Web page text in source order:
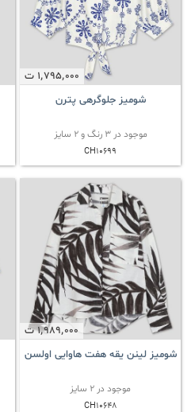
1٬795٬000 ت
شومیز جلوگرهی پترن
موجود در 3 رنگ و 2 سایز
CH10699
1٬989٬000 ت
شومیز لینن یقه هفت هاوایی اولسن
موجود در 2 سایز
CH10648